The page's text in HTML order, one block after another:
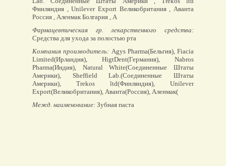
Финляндия , Unilever Export Великобритания , Аванта
Россия , Аленмак Болгария , А
Фармацевтическая гр. лекарственного средства:
Средства для ухода за полостью рта
Компания производитель: Agys Pharma(Бельгия), Fiacia
Limited(Ирландия), HigtDent(Германия), Nabros
Pharma(Индия), Natural White(Соединенные Штаты
Америки), Sheffield Lab.(Соединенные Штаты
Америки), Trekos ltd(Финляндия), Unilever
Export(Великобритания), Аванта(Россия), Аленмак(
Межд. наименование: Зубная паста